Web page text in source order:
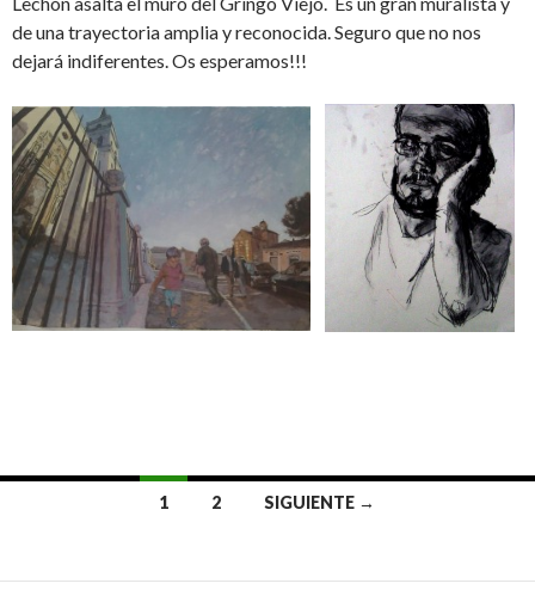
de una trayectoria amplia y reconocida. Seguro que no nos
dejará indiferentes. Os esperamos!!!
de
1 2 SIGUIENTE →